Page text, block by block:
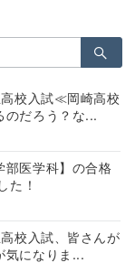
校入試≪岡崎高校
だろう？な...
部医学科】の合格
た！
校入試、皆さんが
気になりま...